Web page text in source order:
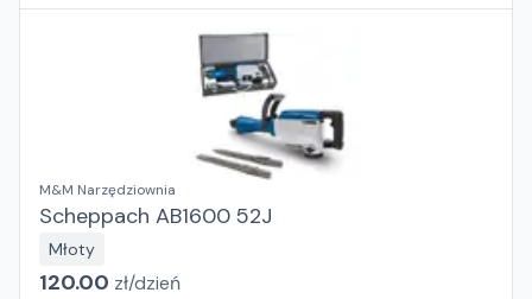
M&M Narzędziownia
Scheppach AB1600 52J
Młoty
120.00 zł/dzień